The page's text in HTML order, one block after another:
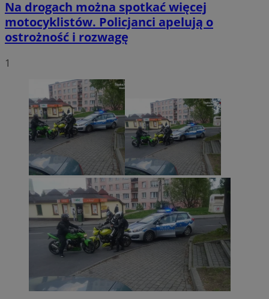
Na drogach można spotkać więcej
motocyklistów. Policjanci apelują o
ostrożność i rozwagę
1